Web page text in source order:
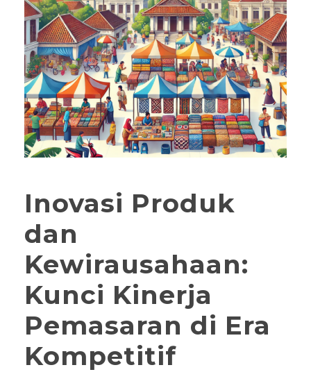
Inovasi Produk
dan
Kewirausahaan:
Kunci Kinerja
Pemasaran di Era
Kompetitif